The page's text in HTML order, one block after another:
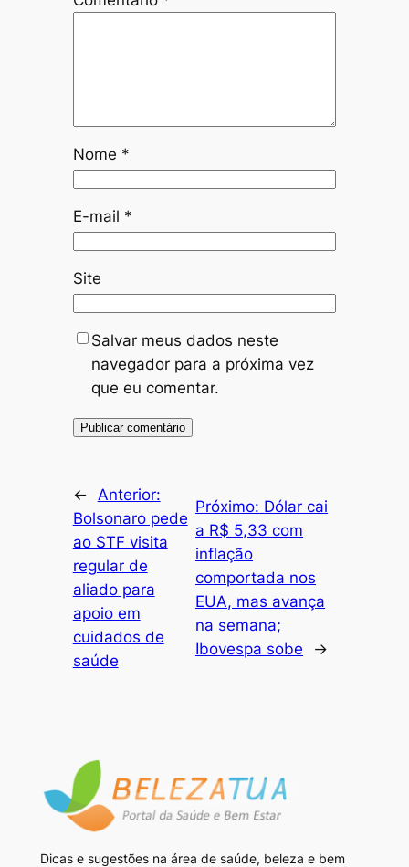
Nome *
E-mail *
Site
Salvar meus dados neste
navegador para a próxima vez
que eu comentar.
←
Anterior:
Bolsonaro pede
ao STF visita
regular de
aliado para
apoio em
cuidados de
saúde
Próximo: Dólar cai
a R$ 5,33 com
inflação
comportada nos
EUA, mas avança
na semana;
Ibovespa sobe
→
Dicas e sugestões na área de saúde, beleza e bem